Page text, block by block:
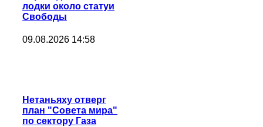
лодки около статуи
Свободы
09.08.2026 14:58
Нетаньяху отверг
план "Совета мира"
по сектору Газа